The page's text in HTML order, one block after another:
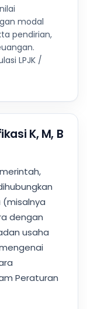
modal
pendirian,
LPJK /
K, M, B
(misalnya
dengan
usaha
Peraturan